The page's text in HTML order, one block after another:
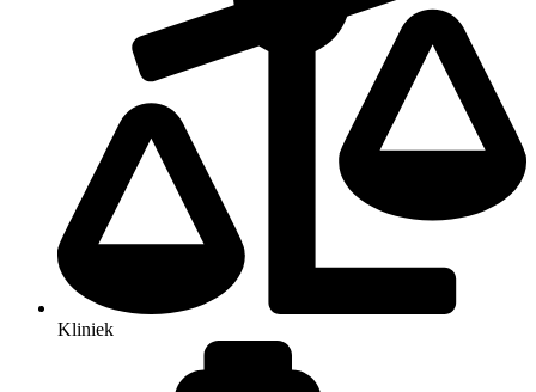
Kliniek